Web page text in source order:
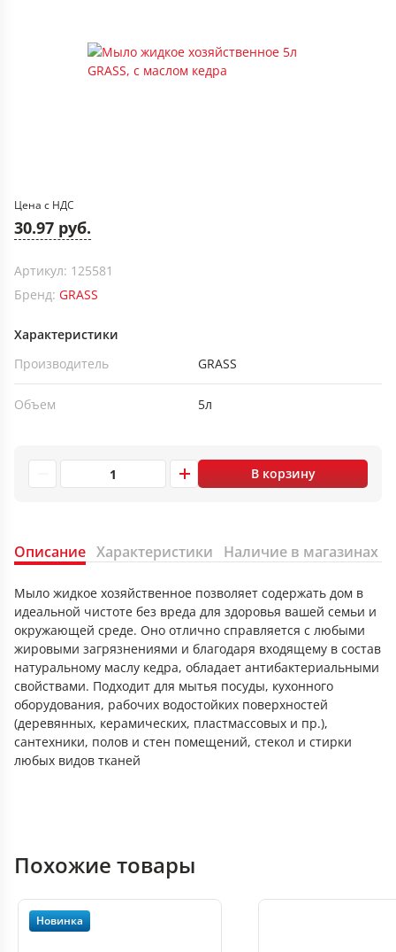
Цена с НДС
30.97 руб.
Артикул: 125581
Бренд: GRASS
Характеристики
Производитель
GRASS
Объем 5л
В корзину
Описание Характеристики Наличие в магазинах
Мыло жидкое хозяйственное позволяет содержать дом в
идеальной чистоте без вреда для здоровья вашей семьи и
окружающей среде. Оно отлично справляется с любыми
жировыми загрязнениями и благодаря входящему в состав
натуральному маслу кедра, обладает антибактериальными
свойствами. Подходит для мытья посуды, кухонного
оборудования, рабочих водостойких поверхностей
(деревянных, керамических, пластмассовых и пр.),
сантехники, полов и стен помещений, стекол и стирки
любых видов тканей
Похожие товары
Новинка